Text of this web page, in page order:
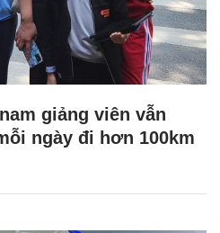
giảng viên vẫn
ngày đi hơn 100km